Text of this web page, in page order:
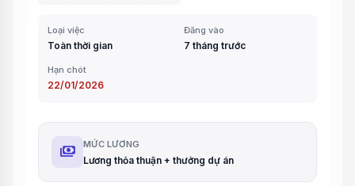
Loại việc
Toàn thời gian
Đăng vào
7 tháng trước
Hạn chót
22/01/2026
payments MỨC LƯƠNG
Lương thỏa thuận + thưởng dự án